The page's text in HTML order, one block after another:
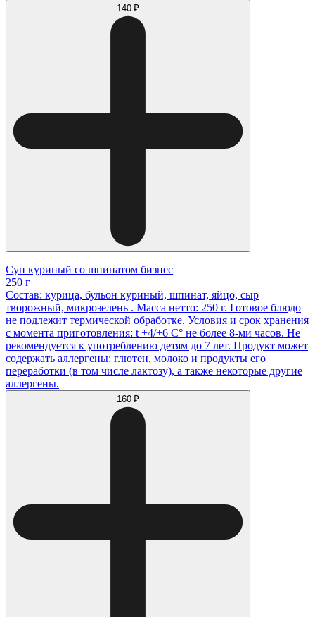
140 ₽
Суп куриный со шпинатом бизнес
250 г
Состав: курица, бульон куриный, шпинат, яйцо, сыр
творожный, микрозелень . Масса нетто: 250 г. Готовое блюдо
не подлежит термической обработке. Условия и срок хранения
с момента приготовления: t +4/+6 С° не более 8-ми часов. Не
рекомендуется к употреблению детям до 7 лет. Продукт может
содержать аллергены: глютен, молоко и продукты его
переработки (в том числе лактозу), а также некоторые другие
аллергены.
160 ₽